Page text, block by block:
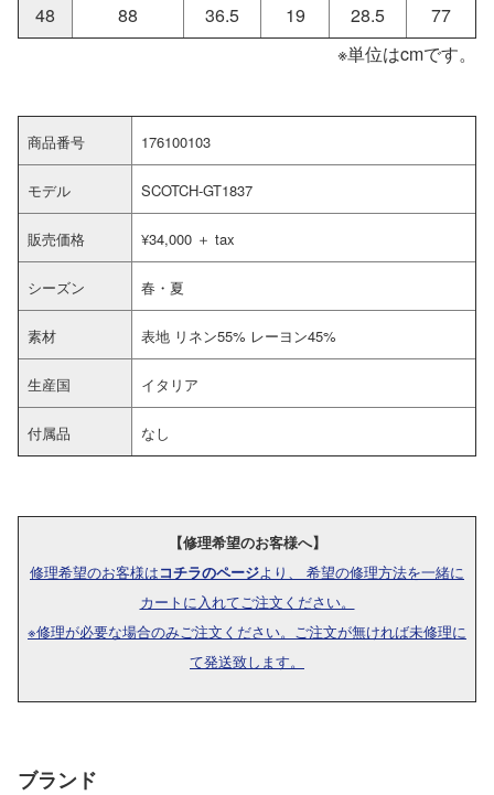
48
88 36.5 19 28.5
77
※単位はcmです。
商品番号 176100103
モデル SCOTCH-GT1837
販売価格 ¥34,000 ＋ tax
シーズン 春・夏
素材 表地 リネン55% レーヨン45%
生産国 イタリア
付属品 なし
【修理希望のお客様へ】
修理希望のお客様はコチラのページより、 希望の修理方法を一緒に
カートに入れてご注文ください。
※修理が必要な場合のみご注文ください。ご注文が無ければ未修理に
て発送致します。
ブランド